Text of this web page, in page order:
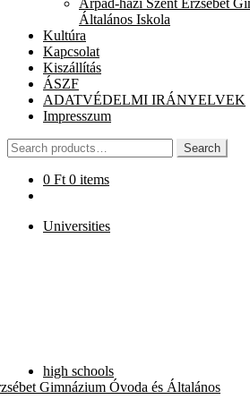
Árpád-házi Szent Erzsébet
Általános Iskola
Kultúra
Kapcsolat
Kiszállítás
ÁSZF
ADATVÉDELMI IRÁNYELVEK
Impresszum
Search
for:
Search
0 Ft 0 items
Universities
high schools
Gimnázium Óvoda és Általános